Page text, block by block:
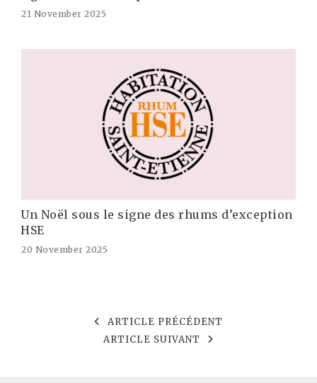
21 November 2025
Un Noël sous le signe des rhums d’exception
HSE
20 November 2025
ARTICLE PRÉCÉDENT
ARTICLE SUIVANT